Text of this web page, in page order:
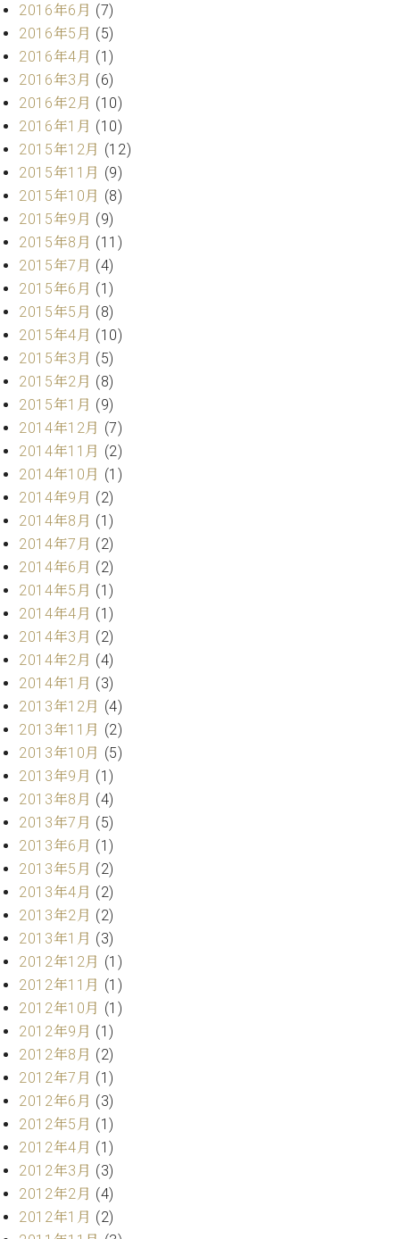
マ
ー
サ
ー
ビ
ス
(
調
律
)
フ
タ
ー
サ
ー
ビ
(調
律)
調
律
師
介
調
律
料
金
表
問
い
合
わ
せ
尾山調律師のブ
ログ Die
Musikgasse（音
楽の小道）
2016年6月 (7)
2016年5月 (5)
2016年4月 (1)
2016年3月 (6)
2016年2月 (10)
2016年1月 (10)
2015年12月 (12)
2015年11月 (9)
2015年10月 (8)
2015年9月 (9)
2015年8月 (11)
2015年7月 (4)
2015年6月 (1)
2015年5月 (8)
2015年4月 (10)
2015年3月 (5)
2015年2月 (8)
2015年1月 (9)
2014年12月 (7)
2014年11月 (2)
2014年10月 (1)
2014年9月 (2)
2014年8月 (1)
2014年7月 (2)
2014年6月 (2)
2014年5月 (1)
2014年4月 (1)
2014年3月 (2)
2014年2月 (4)
2014年1月 (3)
2013年12月 (4)
2013年11月 (2)
2013年10月 (5)
2013年9月 (1)
2013年8月 (4)
2013年7月 (5)
2013年6月 (1)
2013年5月 (2)
2013年4月 (2)
2013年2月 (2)
2013年1月 (3)
2012年12月 (1)
2012年11月 (1)
2012年10月 (1)
2012年9月 (1)
2012年8月 (2)
2012年7月 (1)
2012年6月 (3)
2012年5月 (1)
2012年4月 (1)
2012年3月 (3)
2012年2月 (4)
2012年1月 (2)